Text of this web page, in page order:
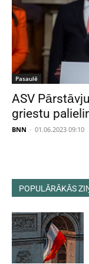
Pasaulē
ASV
griestu
BNN - 01.06.2023 09:10
POPULĀRĀKĀS